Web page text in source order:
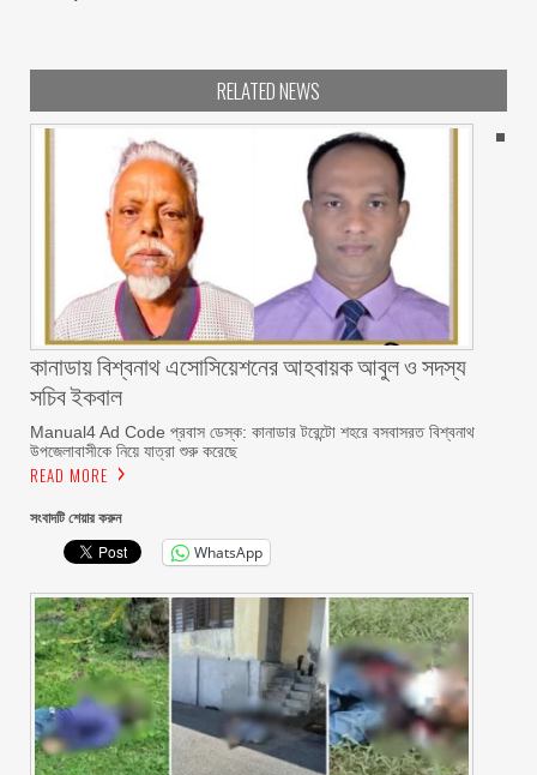
RELATED NEWS
কানাডায় বিশ্বনাথ এসোসিয়েশনের আহবায়ক আবুল ও সদস্য
সচিব ইকবাল
Manual4 Ad Code প্রবাস ডেস্ক: কানাডার টরেন্টো শহরে বসবাসরত বিশ্বনাথ
উপজেলাবাসীকে নিয়ে যাত্রা শুরু করেছে
READ MORE
সংবাদটি শেয়ার করুন
WhatsApp